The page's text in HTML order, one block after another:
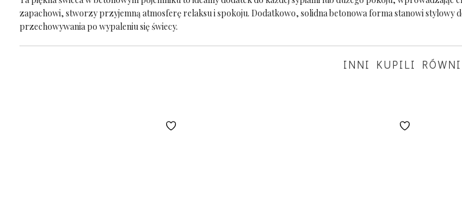
zapachowi, stworzy przyjemną atmosferę relaksu i spokoju. Dodatkowo, solidna betonowa forma stanowi stylowy
przechowywania po wypaleniu się świecy.
INNI KUPILI